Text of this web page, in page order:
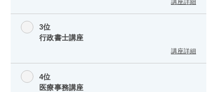
講座詳細
3位
行政書士講座
講座詳細
4位
医療事務講座